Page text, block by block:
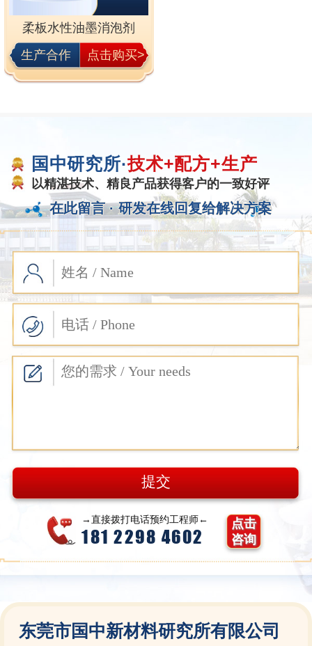
柔板水性油墨消泡剂
生产合作
点击购买>
国中研究所·技术+配方+生产
以精湛技术、精良产品获得客户的一致好评
在此留言 · 研发在线回复给解决方案
→直接拨打电话预约工程师←
181 2298 4602
点击
咨询
东莞市国中新材料研究所有限公司